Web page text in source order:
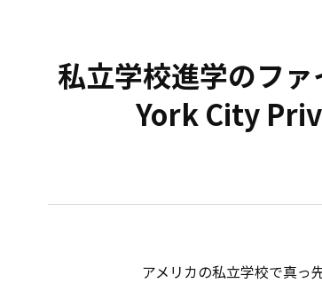
私立学校進学のフ
York City
アメリカの私立学校で真っ